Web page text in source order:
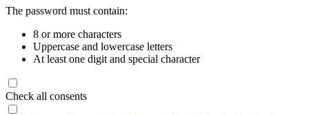
The password must contain:
8 or more characters
Uppercase and lowercase letters
At least one digit and special character
Check all consents